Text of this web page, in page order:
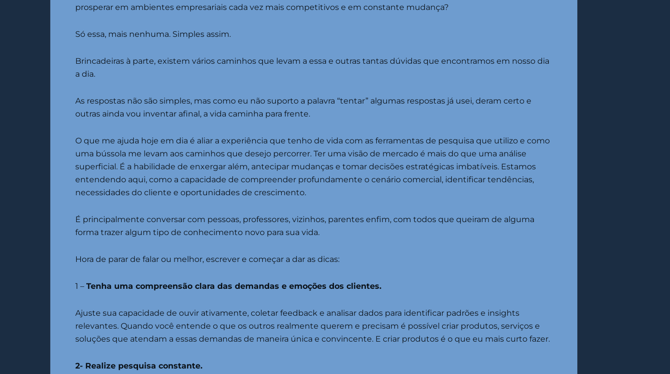
prosperar em ambientes empresariais cada vez mais competitivos e em constante mudança?
Só essa, mais nenhuma. Simples assim.
Brincadeiras à parte, existem vários caminhos que levam a essa e outras tantas dúvidas que encontramos em nosso dia
a dia.
As respostas não são simples, mas como eu não suporto a palavra “tentar” algumas respostas já usei, deram certo e
outras ainda vou inventar afinal, a vida caminha para frente.
O que me ajuda hoje em dia é aliar a experiência que tenho de vida com as ferramentas de pesquisa que utilizo e como
uma bússola me levam aos caminhos que desejo percorrer. Ter uma visão de mercado é mais do que uma análise
superficial. É a habilidade de enxergar além, antecipar mudanças e tomar decisões estratégicas imbatíveis. Estamos
entendendo aqui, como a capacidade de compreender profundamente o cenário comercial, identificar tendências,
necessidades do cliente e oportunidades de crescimento.
É principalmente conversar com pessoas, professores, vizinhos, parentes enfim, com todos que queiram de alguma
forma trazer algum tipo de conhecimento novo para sua vida.
Hora de parar de falar ou melhor, escrever e começar a dar as dicas:
1 – Tenha uma compreensão clara das demandas e emoções dos clientes.
Ajuste sua capacidade de ouvir ativamente, coletar feedback e analisar dados para identificar padrões e insights
relevantes. Quando você entende o que os outros realmente querem e precisam é possível criar produtos, serviços e
soluções que atendam a essas demandas de maneira única e convincente. E criar produtos é o que eu mais curto fazer.
2- Realize pesquisa constante.